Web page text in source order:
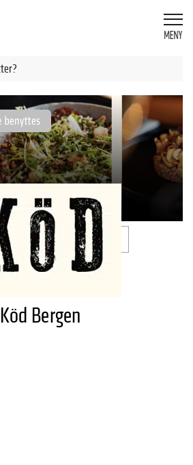
Köd Bergen